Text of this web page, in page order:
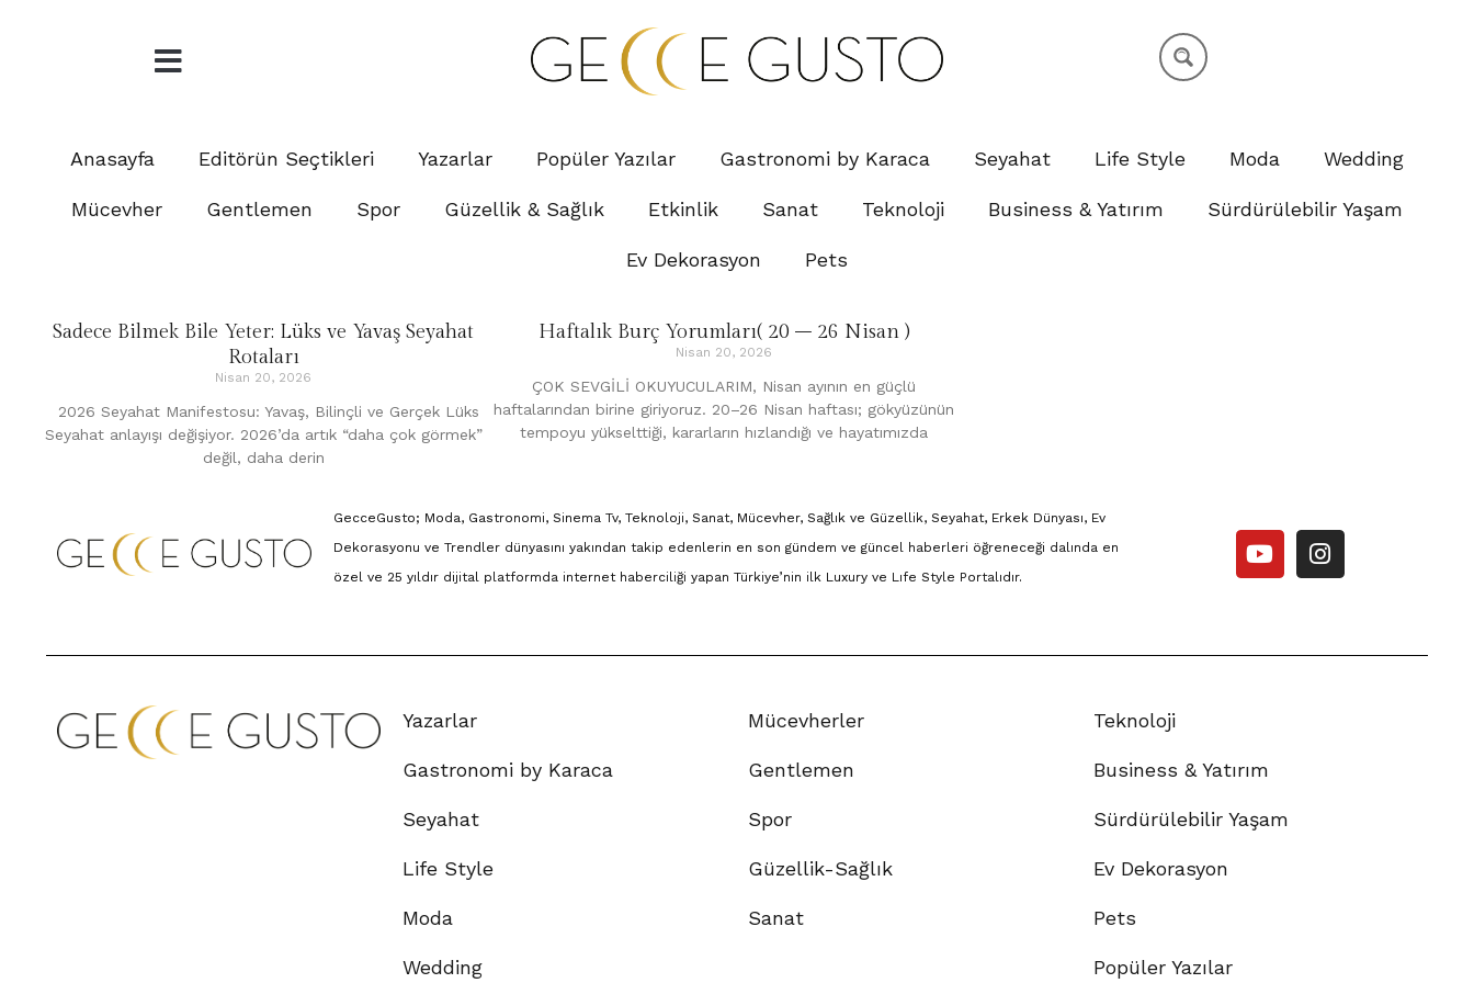
Anasayfa Editörün Seçtikleri Yazarlar Popüler Yazılar Gastronomi by Karaca Seyahat Life Style Moda Wedding
Mücevher Gentlemen Spor Güzellik & Sağlık Etkinlik Sanat Teknoloji Business & Yatırım Sürdürülebilir Yaşam
Ev Dekorasyon Pets
Sadece Bilmek Bile Yeter: Lüks ve Yavaş Seyahat
Rotaları
Nisan 20, 2026
2026 Seyahat Manifestosu: Yavaş, Bilinçli ve Gerçek Lüks
Seyahat anlayışı değişiyor. 2026’da artık “daha çok görmek”
değil, daha derin
Haftalık Burç Yorumları( 20 – 26 Nisan )
Nisan 20, 2026
ÇOK SEVGİLİ OKUYUCULARIM, Nisan ayının en güçlü
haftalarından birine giriyoruz. 20–26 Nisan haftası; gökyüzünün
tempoyu yükselttiği, kararların hızlandığı ve hayatımızda
GecceGusto; Moda, Gastronomi, Sinema Tv, Teknoloji, Sanat, Mücevher, Sağlık ve Güzellik, Seyahat, Erkek Dünyası, Ev
Dekorasyonu ve Trendler dünyasını yakından takip edenlerin en son gündem ve güncel haberleri öğreneceği dalında en
özel ve 25 yıldır dijital platformda internet haberciliği yapan Türkiye’nin ilk Luxury ve Lıfe Style Portalıdır.
Yazarlar
Gastronomi by Karaca
Seyahat
Life Style
Moda
Wedding
Mücevherler
Gentlemen
Spor
Güzellik-Sağlık
Sanat
Teknoloji
Business & Yatırım
Sürdürülebilir Yaşam
Ev Dekorasyon
Pets
Popüler Yazılar